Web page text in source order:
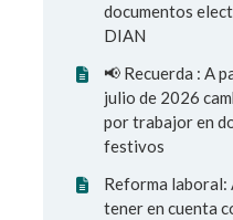
documentos
DIAN
📢 Recuerda : A
julio de 2026
por trabajor en
festivos
Reforma laboral:
tener en cuenta